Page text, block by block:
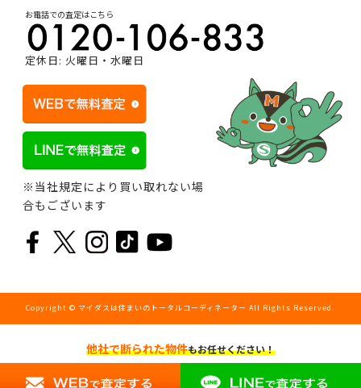
他社で断られた物件もお任せください！
お電話での査定はこちら
定休日: 火曜日・水曜日
※当社規定により買い取れない場
合もございます
Copyright © マイダスは住まいのトータルコーディネーター All Rights Reserved.